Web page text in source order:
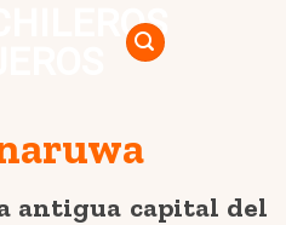
antigua capital del